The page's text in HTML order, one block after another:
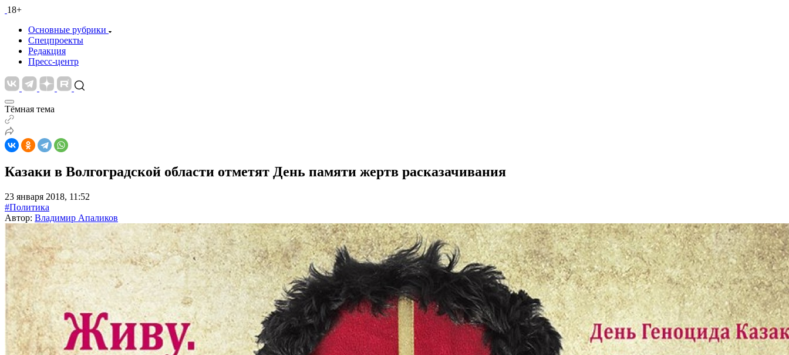
18+
Основные рубрики
Спецпроекты
Редакция
Пресс-центр
Тёмная тема
Казаки в Волгоградской области отметят День памяти жертв расказачивания
23 января 2018, 11:52
#Политика
Автор: Владимир Апаликов